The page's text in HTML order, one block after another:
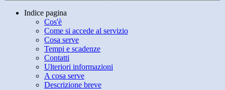
Indice pagina
Cos'è
Come si accede al servizio
Cosa serve
Tempi e scadenze
Contatti
Ulteriori informazioni
A cosa serve
Descrizione breve